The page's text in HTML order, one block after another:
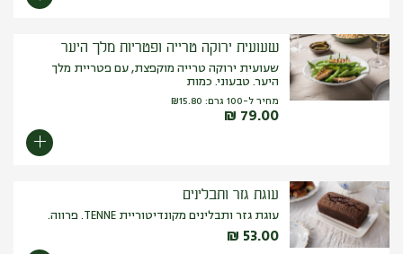
שעועית ירוקה טרייה ופטריות מלך היער
שעועית ירוקה טרייה מוקפצת, עם פטריית מלך
היער. טבעוני. כמות
מחיר ל-100 גרם: ₪15.80
₪ 79.00
עוגת גזר ותבלינים
עוגת גזר ותבלינים מקונדיטוריית TENNE. פרווה.
₪ 53.00